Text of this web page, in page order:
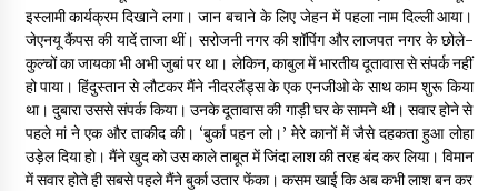
राष्ट्रीय आन्दोलन में भाषाओं की भूमिका पर एक जरूरी दस्तावेज
3 years ago
यह समझना ज़्यादा ज़रूरी कि किसको सत्ता में नहीं आना चाहिए
3 years ago
इस्लामी कार्यक्रम दिखाने लगा। जान बचाने के लिए जेहन में पहला नाम दिल्ली आया।
जेएनयू कैंपस की यादें ताजा थीं। सरोजनी नगर की शॉपिंग और लाजपत नगर के छोले-
कुल्चों का जायका भी अभी जुबां पर था। लेकिन, काबुल में भारतीय दूतावास से संपर्क नहीं
हो पाया। हिंदुस्तान से लौटकर मैंने नीदरलैंड्स के एक एनजीओ के साथ काम शुरू किया
था। दुबारा उससे संपर्क किया। उनके दूतावास की गाड़ी घर के सामने थी। सवार होने से
पहले मां ने एक और ताकीद की। ‘बुर्का पहन लो।’ मेरे कानों में जैसे दहकता हुआ लोहा
उड़ेल दिया हो। मैंने खुद को उस काले ताबूत में जिंदा लाश की तरह बंद कर लिया। विमान
में सवार होते ही सबसे पहले मैंने बुर्का उतार फेंका। कसम खाई कि अब कभी लाश बन कर